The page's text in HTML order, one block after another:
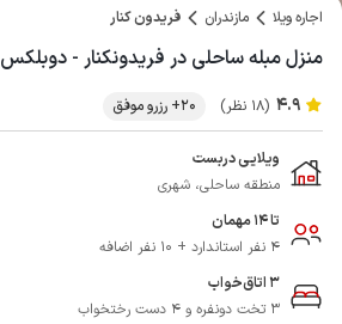
اجاره ویلا مازندران فریدون کنار
منزل مبله ساحلی در فریدونکنار - دوبلکس
4.9 (18 نظر) 20+ رزرو موفق
ویلایی دربست
منطقه ساحلی، شهری
تا 14 مهمان
4 نفر استاندارد + 10 نفر اضافه
3 اتاق‌خواب
3 تخت دونفره و 4 دست رختخواب